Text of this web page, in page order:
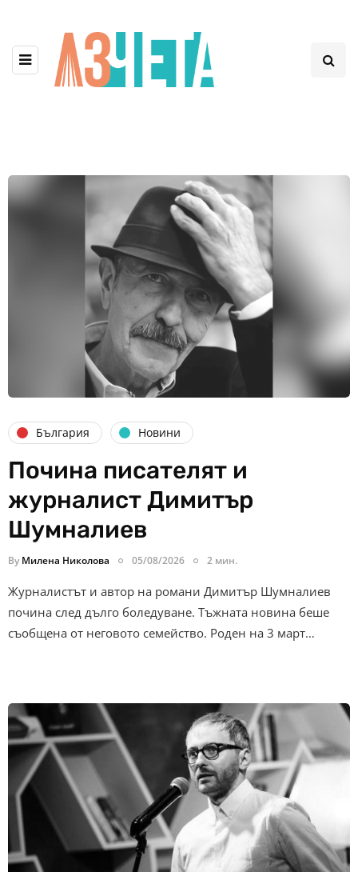
България Новини
Почина писателят и
журналист Димитър
Шумналиев
By Милена Николова 05/08/2026 2 мин.
Журналистът и автор на романи Димитър Шумналиев
почина след дълго боледуване. Тъжната новина беше
съобщена от неговото семейство. Роден на 3 март…